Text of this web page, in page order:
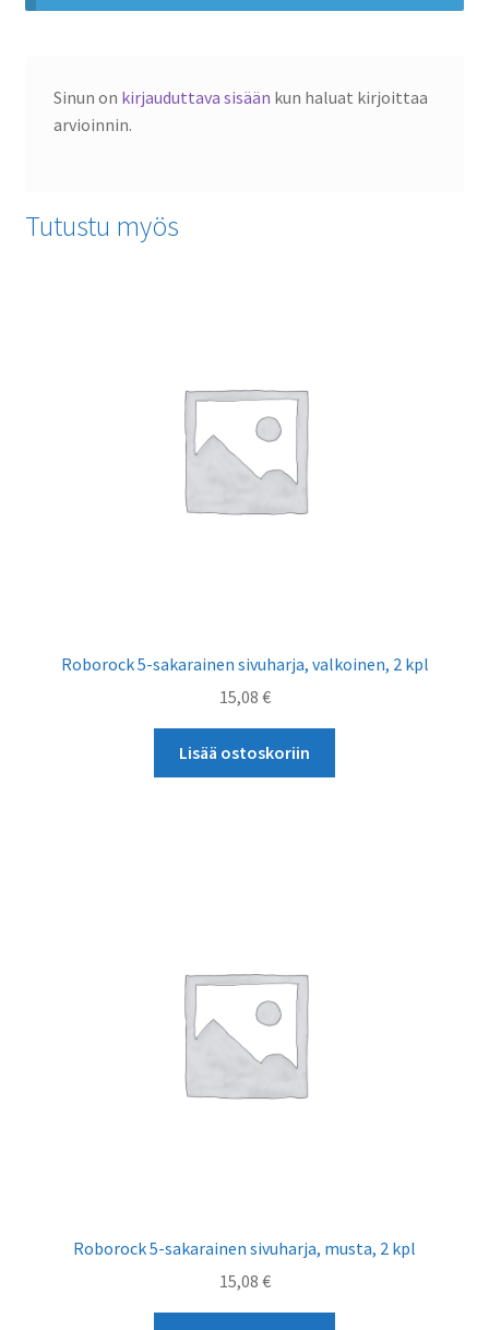
Sinun on kirjauduttava sisään kun haluat kirjoittaa
arvioinnin.
Tutustu myös
Roborock 5-sakarainen sivuharja, valkoinen, 2 kpl
15,08 €
Lisää ostoskoriin
Roborock 5-sakarainen sivuharja, musta, 2 kpl
15,08 €